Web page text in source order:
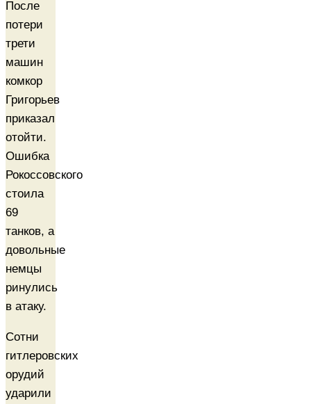
После
потери
трети
машин
комкор
Григорьев
приказал
отойти.
Ошибка
Рокоссовского
стоила
69
танков, а
довольные
немцы
ринулись
в атаку.
Сотни
гитлеровских
орудий
ударили